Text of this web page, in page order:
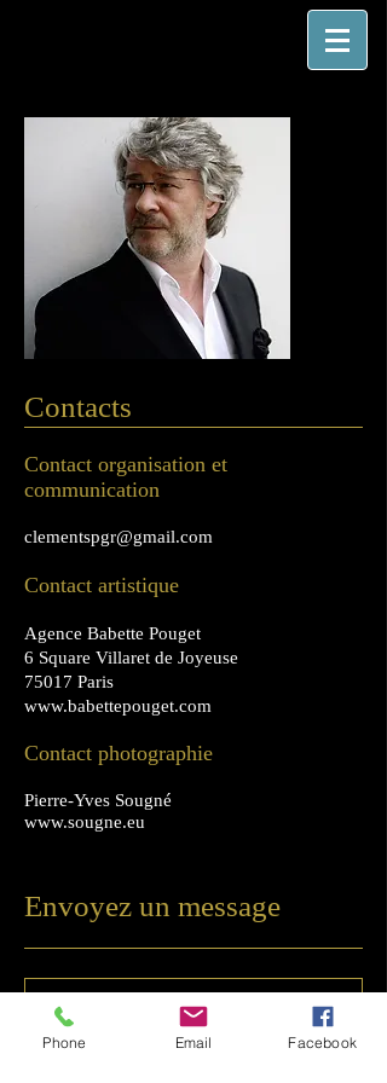
Contacts
Contact organisation et
communication
clementspgr@gmail.com
Contact artistique
Agence Babette Pouget
6 Square Villaret de Joyeuse
75017 Paris
www.babettepouget.com
Contact photographie
Pierre-Yves Sougné
www.sougne.eu
Envoyez un message
Phone Email Facebook